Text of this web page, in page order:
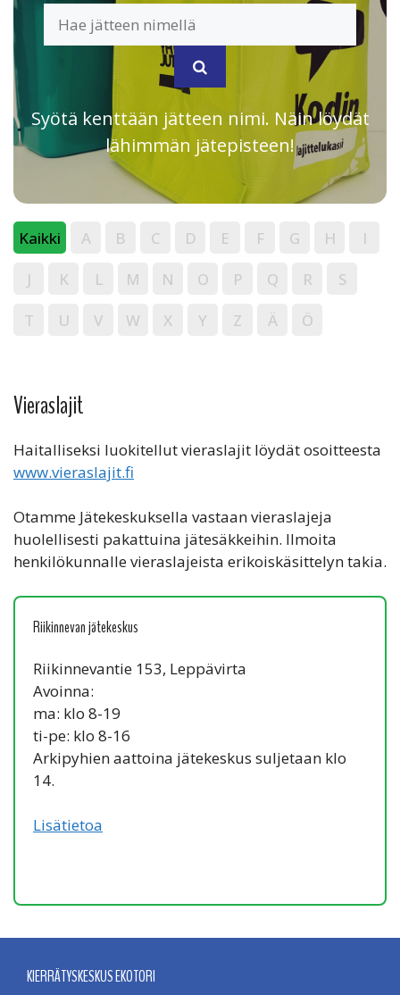
Syötä kenttään jätteen nimi. Näin löydät
lähimmän jätepisteen!
Kaikki A B C D E F G H I
J K L M N O P Q R S
T U V W X Y Z Ä Ö
Vieraslajit
Haitalliseksi luokitellut vieraslajit löydät osoitteesta
www.vieraslajit.fi
Otamme Jätekeskuksella vastaan vieraslajeja
huolellisesti pakattuina jätesäkkeihin. Ilmoita
henkilökunnalle vieraslajeista erikoiskäsittelyn takia.
Riikinnevan jätekeskus
Riikinnevantie 153, Leppävirta
Avoinna:
ma: klo 8-19
ti-pe: klo 8-16
Arkipyhien aattoina jätekeskus suljetaan klo
14.
Lisätietoa
KIERRÄTYSKESKUS EKOTORI